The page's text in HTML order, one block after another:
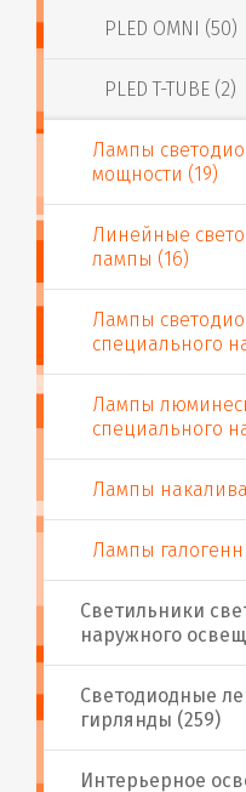
Интерьерное
PLED OMNI (50)
PLED T-TUBE (2)
Лампы
мощности (19)
Линейные
лампы (16)
Лампы
специального
Лампы
специального
Лампы
Лампы
Светодиодные
гирлянды (259)
Светильники
наружного